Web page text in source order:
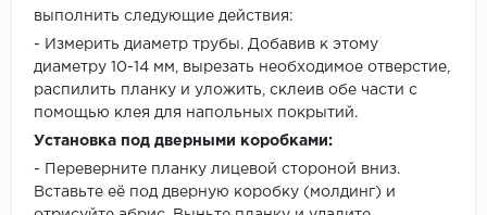
выполнить следующие действия:
- Измерить диаметр трубы. Добавив к этому
диаметру 10-14 мм, вырезать необходимое отверстие,
распилить планку и уложить, склеив обе части с
помощью клея для напольных покрытий.
Установка под дверными коробками:
- Переверните планку лицевой стороной вниз.
Вставьте её под дверную коробку (молдинг) и